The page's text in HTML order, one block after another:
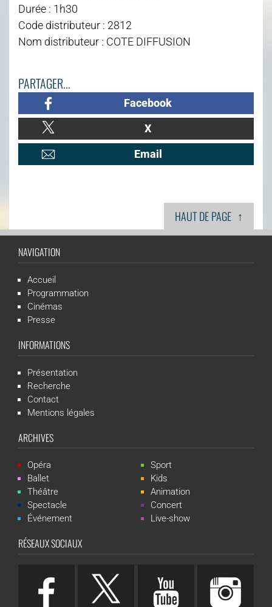
Durée : 1h30
Code distributeur : 2812
Nom distributeur : COTE DIFFUSION
PARTAGER...
Facebook
X
Email
HAUT DE PAGE ↑
NAVIGATION
Accueil
Programmation
Cinémas
Presse
INFORMATIONS
Présentation
Recherche
Contact
Mentions légales
ARCHIVES
Opéra
Ballet
Théâtre
Spectacle
Événement
Sport
Kids
Animation
Concert
Live-show
RÉSEAUX SOCIAUX